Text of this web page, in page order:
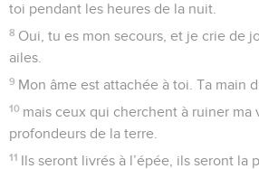
toi pendant les heures de la nuit.
8 Oui, tu es mon secours, et je crie de
ailes.
9 Mon âme est attachée à toi. Ta main
10 mais ceux qui cherchent à ruiner ma
profondeurs de la terre.
11 Ils seront livrés à l’épée, ils seront la